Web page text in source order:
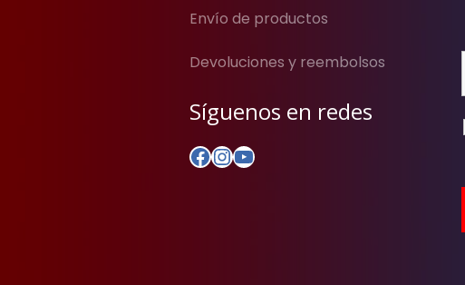
Envío de productos
Devoluciones y reembolsos
Síguenos en redes
Facebook
Instagram
YouTube